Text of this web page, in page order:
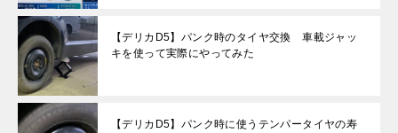
【デリカD5】パンク時のタイヤ交換 車載ジャッ
キを使って実際にやってみた
【デリカD5】パンク時に使うテンパータイヤの寿